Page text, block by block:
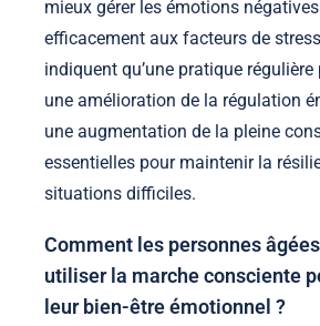
mieux gérer les émotions
efficacement aux facteurs de
indiquent qu’une pratique
une amélioration de la régulation
une augmentation de la pleine
essentielles pour maintenir la
situations difficiles.
Comment les personnes
utiliser la marche consciente
leur bien-être émotionnel ?